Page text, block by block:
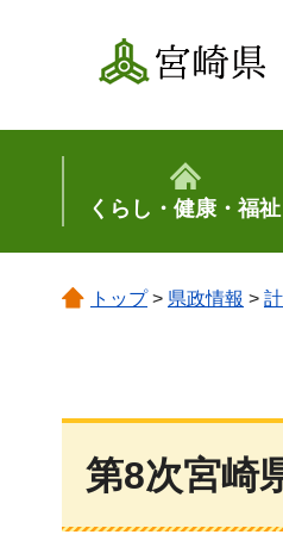
宮崎県
くらし・健康・福祉
トップ> 県政情報 >
第8次宮崎